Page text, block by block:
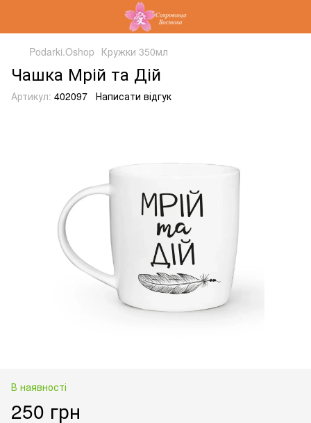
Podarki.Oshop Кружки 350мл
Чашка Мрій та Дій
Артикул: 402097 Написати відгук
В наявності
250 грн